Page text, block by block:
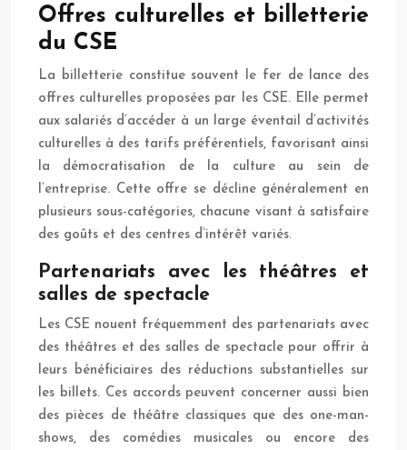
Offres culturelles et billetterie
du CSE
La billetterie constitue souvent le fer de lance des
offres culturelles proposées par les CSE. Elle permet
aux salariés d’accéder à un large éventail d’activités
culturelles à des tarifs préférentiels, favorisant ainsi
la démocratisation de la culture au sein de
l’entreprise. Cette offre se décline généralement en
plusieurs sous-catégories, chacune visant à satisfaire
des goûts et des centres d’intérêt variés.
Partenariats avec les théâtres et
salles de spectacle
Les CSE nouent fréquemment des partenariats avec
des théâtres et des salles de spectacle pour offrir à
leurs bénéficiaires des réductions substantielles sur
les billets. Ces accords peuvent concerner aussi bien
des pièces de théâtre classiques que des one-man-
shows, des comédies musicales ou encore des